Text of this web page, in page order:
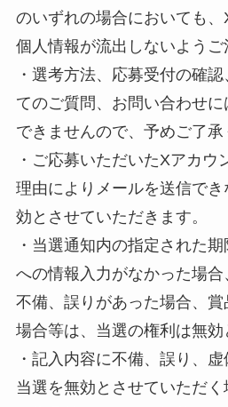
のいずれの場合においても
個人情報が流出しないようご
・選考方法、応募受付の確
てのご質問、お問い合わせ
できませんので、予めご了承
・ご応募いただいたXアカウ
理由によりメールを送信で
効とさせていただきます。
・当選通知内の指定された
への情報入力がなかった場
不備、誤りがあった場合、
場合等は、当選の権利は無効
・記入内容に不備、誤り、虚
当選を無効とさせていただく